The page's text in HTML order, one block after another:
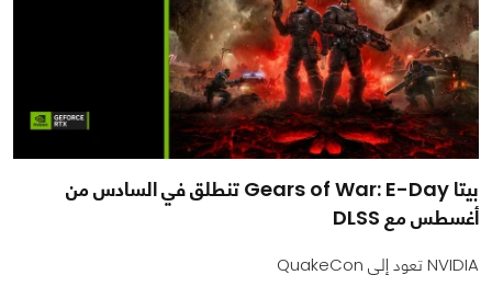
بيتا Gears of War: E-Day تنطلق في السادس من
أغسطس مع DLSS
NVIDIA تعود إلى QuakeCon